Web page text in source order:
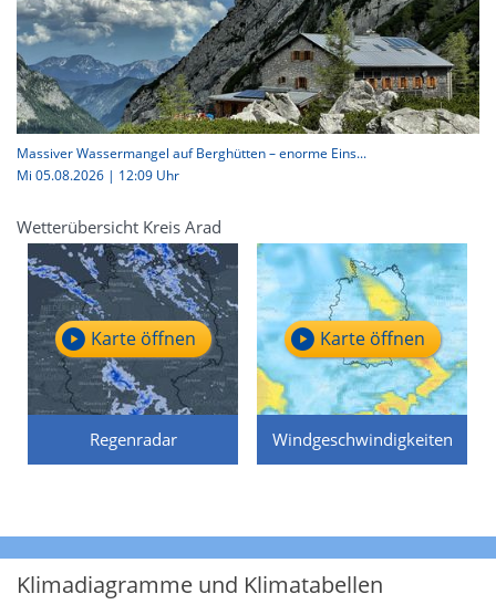
Massiver Wassermangel auf Berghütten – enorme Eins...
Mi 05.08.2026 | 12:09 Uhr
Wetterübersicht Kreis Arad
Regenradar
Karte öffnen
Windgeschwindigkeiten
Karte öffnen
Klimadiagramme und Klimatabellen